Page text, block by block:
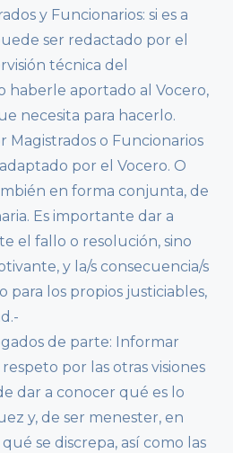
y Funcionarios: si es a
ser redactado por el
técnica del
haberle aportado al Vocero,
necesita para hacerlo.
Magistrados o Funcionarios
por el Vocero. O
en forma conjunta, de
Es importante dar a
el fallo o resolución, sino
y la/s consecuencia/s
para los propios justiciables,
de parte: Informar
por las otras visiones
dar a conocer qué es lo
y, de ser menester, en
se discrepa, así como las